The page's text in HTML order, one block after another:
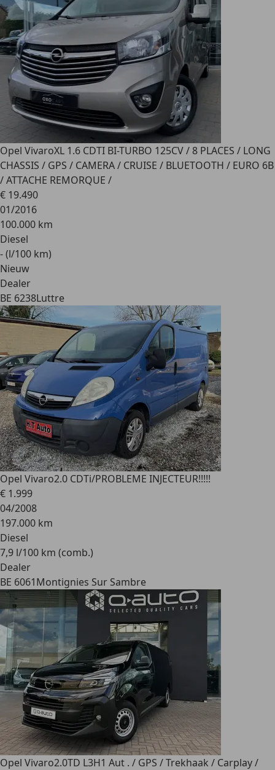
Opel VivaroXL 1.6 CDTI BI-TURBO 125CV / 8 PLACES / LONG
CHASSIS / GPS / CAMERA / CRUISE / BLUETOOTH / EURO 6B
/ ATTACHE REMORQUE /
€ 19.490
01/2016
100.000 km
Diesel
- (l/100 km)
Nieuw
Dealer
BE 6238Luttre
Opel Vivaro2.0 CDTi/PROBLEME INJECTEUR!!!!!
€ 1.999
04/2008
197.000 km
Diesel
7,9 l/100 km (comb.)
Dealer
BE 6061Montignies Sur Sambre
Opel Vivaro2.0TD L3H1 Aut . / GPS / Trekhaak / Carplay /